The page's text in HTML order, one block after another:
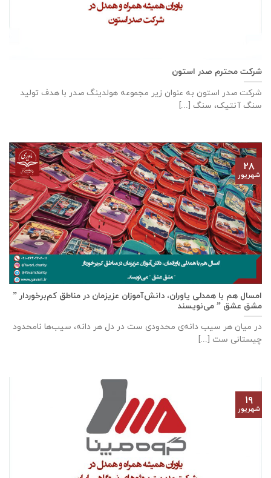
شرکت محترم صدر استون
شرکت صدر استون به عنوان زیر مجموعه هولدینگ صدر با هدف تولید
سنگ آنتیک، سنگ [...]
امسال هم با همدلی یاوران، دانش‌آموزان عزیزمان در مناطق کم‌برخوردار ”
مشق عشق ” می‌نویسند
در میان هر سیب دانه‌ی محدودی ست در دل هر دانه، سیب‌ها نامحدود
چیستانی ست [...]
۲۸
شهریور
۱۹
شهریور